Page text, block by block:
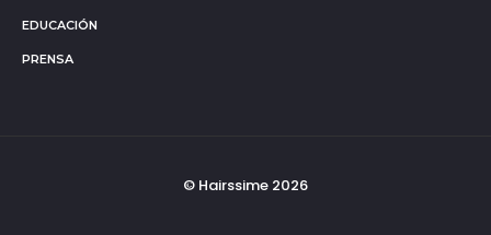
EDUCACIÓN
PRENSA
© Hairssime 2026